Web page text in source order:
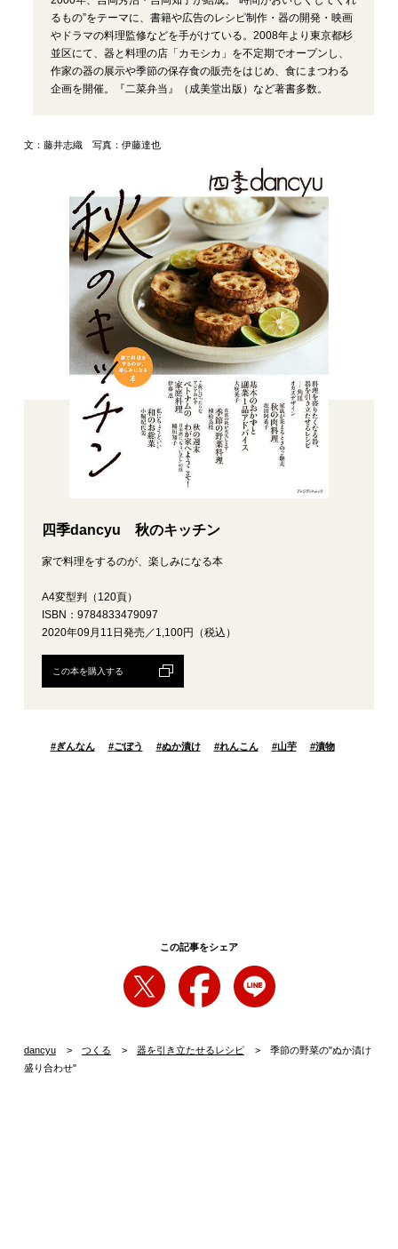
るもの”をテーマに、書籍や広告のレシピ制作・器の開発・映画
やドラマの料理監修などを手がけている。2008年より東京都杉
並区にて、器と料理の店「カモシカ」を不定期でオープンし、
作家の器の展示や季節の保存食の販売をはじめ、食にまつわる
企画を開催。『二菜弁当』（成美堂出版）など著書多数。
文：藤井志織 写真：伊藤達也
四季dancyu 秋のキッチン
家で料理をするのが、楽しみになる本
A4変型判（120頁）
ISBN：9784833479097
2020年09月11日発売／1,100円（税込）
この本を購入する
#ぎんなん #ごぼう #ぬか漬け #れんこん #山芋 #漬物
この記事をシェア
dancyu つくる 器を引き立たせるレシピ
季節の野菜の"ぬか漬け
盛り合わせ"